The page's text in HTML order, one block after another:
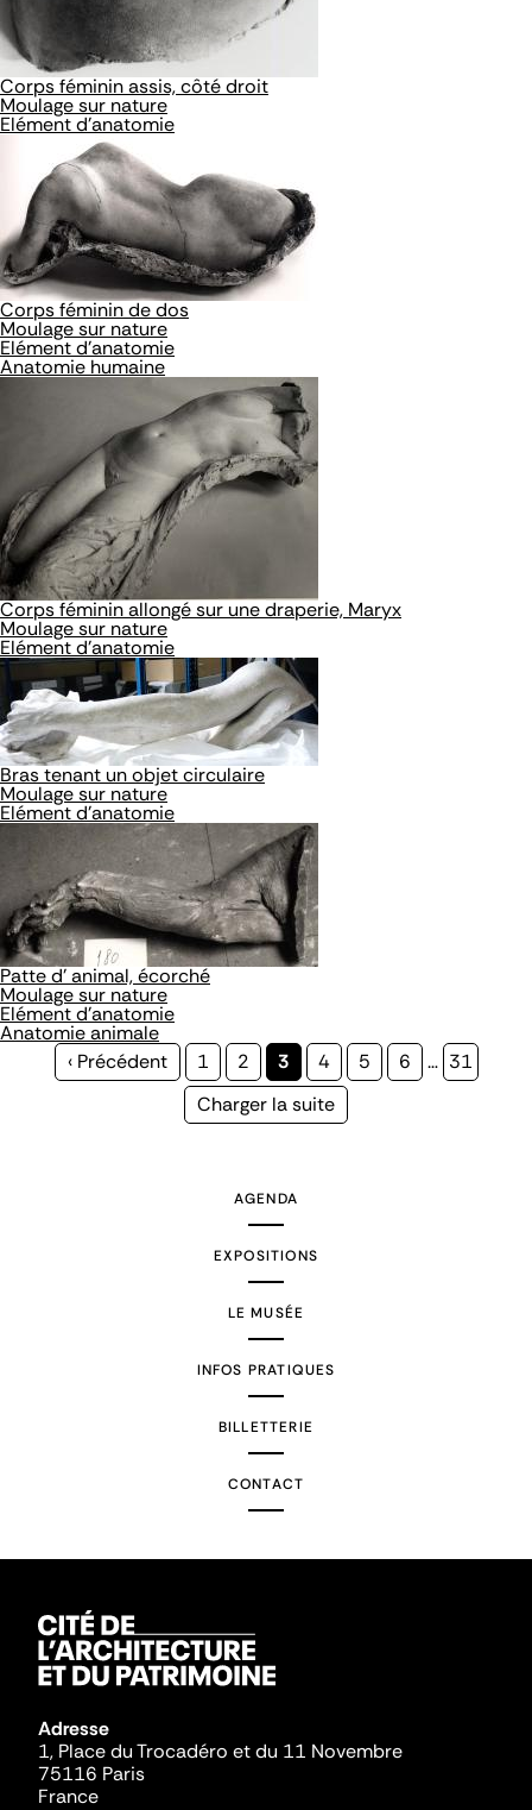
Corps féminin assis, côté droit
Moulage sur nature
Elément d'anatomie
Corps féminin de dos
Moulage sur nature
Elément d'anatomie
Anatomie humaine
Corps féminin allongé sur une draperie, Maryx
Moulage sur nature
Elément d'anatomie
Bras tenant un objet circulaire
Moulage sur nature
Elément d'anatomie
Patte d' animal, écorché
Moulage sur nature
Elément d'anatomie
Anatomie animale
Page
‹ Précédent Page
1 Page
2
Page
courante
3 Page
4 Page
5 Page
6 … Page
31
Page
Charger la suite
AGENDA
EXPOSITIONS
LE MUSÉE
INFOS PRATIQUES
BILLETTERIE
CONTACT
Adresse
1, Place du Trocadéro et du 11 Novembre
75116 Paris
France